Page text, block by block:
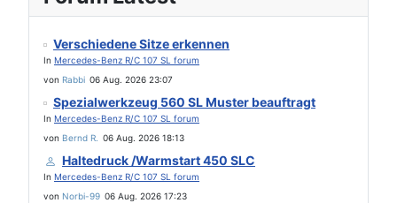
Verschiedene Sitze erkennen
In Mercedes-Benz R/C 107 SL forum
von Rabbi 06 Aug. 2026 23:07
Spezialwerkzeug 560 SL Muster beauftragt
In Mercedes-Benz R/C 107 SL forum
von Bernd R. 06 Aug. 2026 18:13
Haltedruck /Warmstart 450 SLC
In Mercedes-Benz R/C 107 SL forum
von Norbi-99 06 Aug. 2026 17:23